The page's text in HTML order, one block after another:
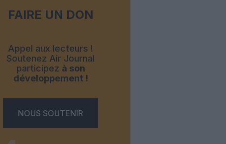
FAIRE UN DON
Appel aux lecteurs !
Soutenez Air Journal
participez à son
développement !
NOUS SOUTENIR